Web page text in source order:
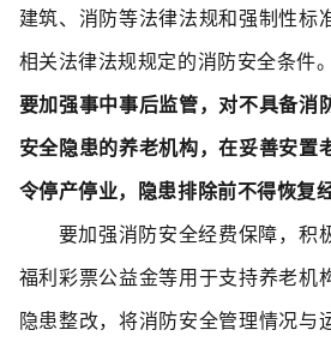
建筑、消防等法律法规和强制性标
相关法律法规规定的消防安全条件。
要加强事中事后监管，对不具备消
安全隐患的养老机构，在妥善安置
令停产停业，隐患排除前不得恢复
要加强消防安全经费保障，积极
福利彩票公益金等用于支持养老机
隐患整改，将消防安全管理情况与